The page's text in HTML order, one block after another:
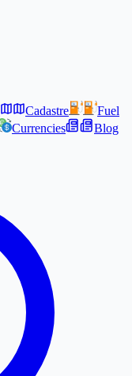
Cadastre
Fuel
Currencies
Blog